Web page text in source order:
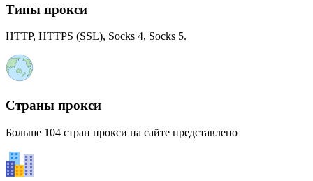
Типы прокси
HTTP, HTTPS (SSL), Socks 4, Socks 5.
Страны прокси
Больше 104 стран прокси на сайте представлено